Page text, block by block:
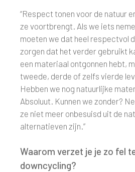
“Respect tonen voor de natuur
ze voortbrengt. Als we iets
moeten we dat heel respectvol
zorgen dat het verder gebruikt
een materiaal ontgonnen hebt,
tweede, derde of zelfs vierde
Hebben we nog natuurlijke
Absoluut. Kunnen we zonder?
ze niet meer onbesuisd uit de
alternatieven zijn.”
Waarom verzet je je zo fel
downcycling?